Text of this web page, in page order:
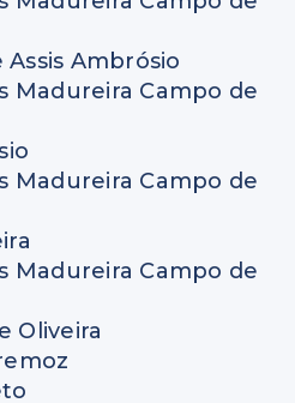
Ambrósio
Madureira Campo de
Madureira Campo de
Madureira Campo de
Oliveira